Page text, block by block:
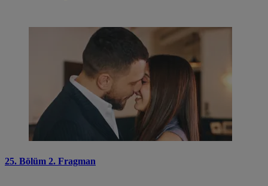
25. Bölüm 2. Fragman